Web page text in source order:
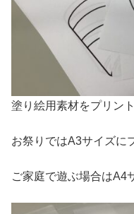
塗り絵用素材をプリン
お祭りではA3サイズに
ご家庭で遊ぶ場合はA4